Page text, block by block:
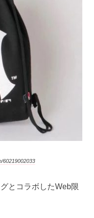
60219002033
とコラボしたWeb限